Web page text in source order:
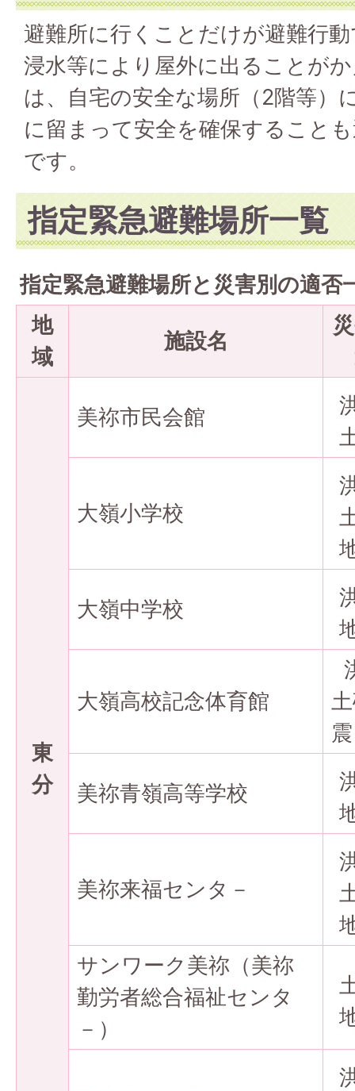
避難所に行くことだけが避難行
浸水等により屋外に出ることが
は、自宅の安全な場所（2階等）
に留まって安全を確保すること
です。
指定緊急避難場所一覧
指定緊急避難場所と災害別の適否
地
域
施設名
東
分
美祢市民会館
大嶺小学校
大嶺中学校
大嶺高校記念体育館
震
美祢青嶺高等学校
美祢来福センタ－
サンワーク美祢（美祢
勤労者総合福祉センタ
－）